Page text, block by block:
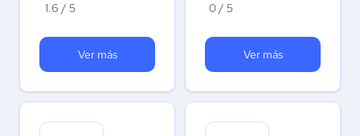
1.6 / 5
Ver más
0 / 5
Ver más